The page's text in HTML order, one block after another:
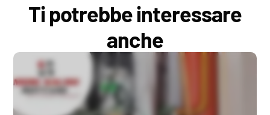
Ti potrebbe interessare
anche